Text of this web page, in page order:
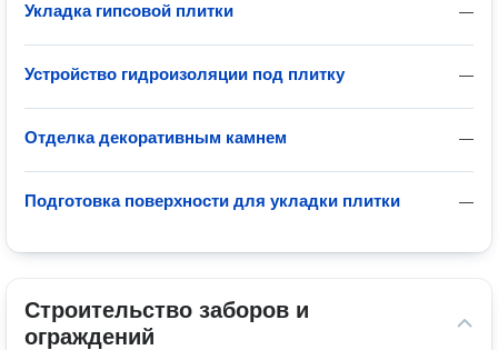
—
Укладка гипсовой плитки
—
Устройство гидроизоляции под плитку
—
Отделка декоративным камнем
—
Подготовка поверхности для укладки плитки
Строительство заборов и
ограждений